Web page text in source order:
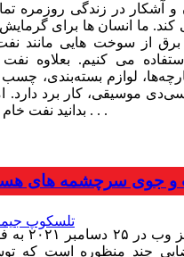
آشکار در زندگی روزمره
ما انسان ها برای
از سوخت هایی مانند
می کنیم. بعلاوه نفت
لوازم بسته‌بندی‌،
موسیقی، کار برد دارد.
بدانید نفت خام موارد استفاده . . .
جوی سرچشمه های
تلسکوپ فضایی
چند منظوره است که